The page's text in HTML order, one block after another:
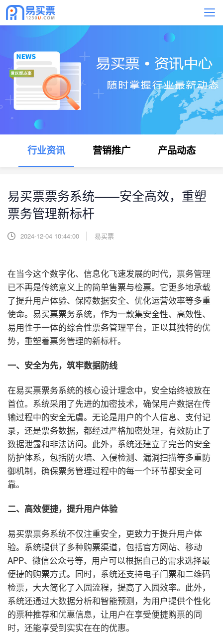
行业资讯 营销推广 产品动态
易买票票务系统——安全高效，重塑
票务管理新标杆
2024-12-04 10:44:00 易买票
在当今这个数字化、信息化飞速发展的时代，票务管理
已不再是传统意义上的简单售票与检票。它更多地承载
了提升用户体验、保障数据安全、优化运营效率等多重
使命。易买票票务系统，作为一款集安全性、高效性、
易用性于一体的综合性票务管理平台，正以其独特的优
势，重塑着票务管理的新标杆。
一、安全为先，筑牢数据防线
在易买票票务系统的核心设计理念中，安全始终被放在
首位。系统采用了先进的加密技术，确保用户数据在传
输过程中的安全无虞。无论是用户的个人信息、支付记
录，还是票务数据，都经过严格加密处理，有效防止了
数据泄露和非法访问。此外，系统还建立了完善的安全
防护体系，包括防火墙、入侵检测、漏洞扫描等多重防
御机制，确保票务管理过程中的每一个环节都安全可
靠。
二、高效便捷，提升用户体验
易买票票务系统不仅注重安全，更致力于提升用户体
验。系统提供了多种购票渠道，包括官方网站、移动
APP、微信公众号等，用户可以根据自己的需求选择最
便捷的购票方式。同时，系统还支持电子门票和二维码
检票，大大简化了入园流程，提高了入园效率。此外，
系统还通过大数据分析和智能预测，为用户提供个性化
的票种推荐和优惠信息，让用户在享受便捷购票的同
时，还能享受到实实在在的优惠。